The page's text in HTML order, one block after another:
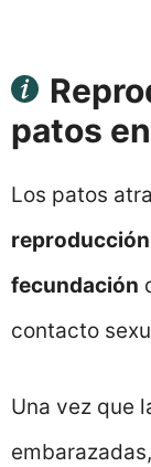
patos
Los patos
fecundación
contacto
Una vez que